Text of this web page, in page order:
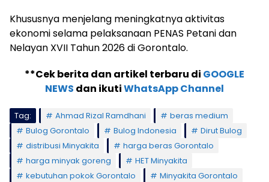
Khususnya menjelang meningkatnya aktivitas
ekonomi selama pelaksanaan PENAS Petani dan
Nelayan XVII Tahun 2026 di Gorontalo.
**Cek berita dan artikel terbaru di GOOGLE
NEWS dan ikutiWhatsApp Channel
Tag: Ahmad Rizal Ramdhani
beras medium
Bulog Gorontalo
Bulog Indonesia
Dirut Bulog
distribusi Minyakita
harga beras Gorontalo
harga minyak goreng
HET Minyakita
kebutuhan pokok Gorontalo
Minyakita Gorontalo